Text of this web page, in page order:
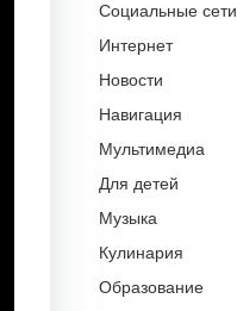
Социальные сети
Интернет
Новости
Навигация
Мультимедиа
Для детей
Музыка
Кулинария
Образование